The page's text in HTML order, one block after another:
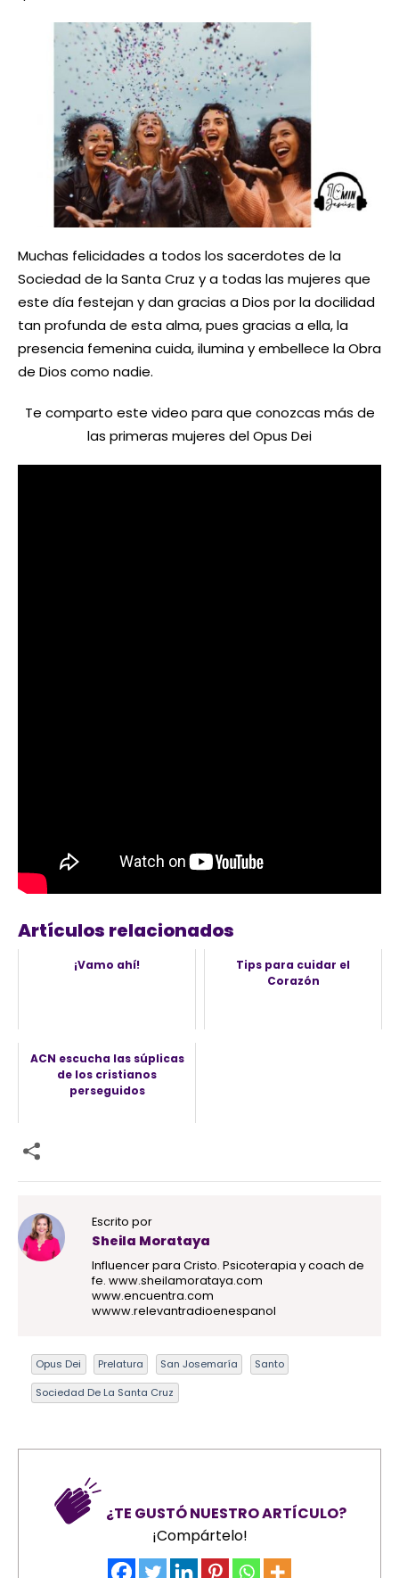
Muchas felicidades a todos los sacerdotes de la
Sociedad de la Santa Cruz y a todas las mujeres que
este día festejan y dan gracias a Dios por la docilidad
tan profunda de esta alma, pues gracias a ella, la
presencia femenina cuida, ilumina y embellece la Obra
de Dios como nadie.
Te comparto este video para que conozcas más de
las primeras mujeres del Opus Dei
Artículos relacionados
¡Vamo ahí!
Tips para cuidar el
Corazón
ACN escucha las súplicas
de los cristianos
perseguidos
Escrito por
Sheila Morataya
Influencer para Cristo. Psicoterapia y coach de
fe. www.sheilamorataya.com
www.encuentra.com
wwww.relevantradioenespanol
Opus Dei Prelatura San Josemaría Santo
Sociedad De La Santa Cruz
¿TE GUSTÓ NUESTRO ARTÍCULO?
¡Compártelo!